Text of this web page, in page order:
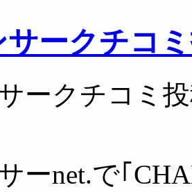
サークチコ
ークチコミ
ーnet.で｢